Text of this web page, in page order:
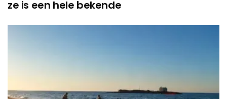
ze is een hele bekende